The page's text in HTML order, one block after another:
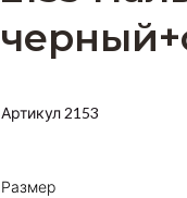
Артикул 2153
Размер